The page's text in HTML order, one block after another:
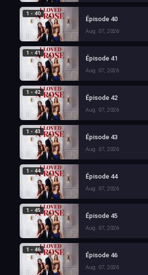
1 - 40
Épisode 40
Aug. 07, 2026
1 - 41
Épisode 41
Aug. 07, 2026
1 - 42
Épisode 42
Aug. 07, 2026
1 - 43
Épisode 43
Aug. 07, 2026
1 - 44
Épisode 44
Aug. 07, 2026
1 - 45
Épisode 45
Aug. 07, 2026
1 - 46
Épisode 46
Aug. 07, 2026